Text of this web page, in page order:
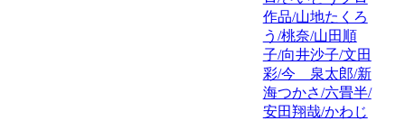
作品/山地たくろ
う/桃奈/山田順
子/向井沙子/文田
彩/今 泉太郎/新
海つかさ/六畳半/
安田翔哉/かわじ